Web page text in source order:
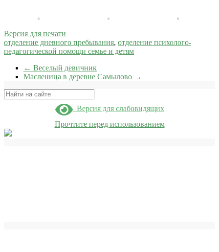
Версия для печати
отделение дневного пребывания, отделение психолого-
педагогической помощи семье и детям
← Веселый девичник
Масленица в деревне Самылово →
Поиск
Версия для слабовидящих
Прочтите перед использованием